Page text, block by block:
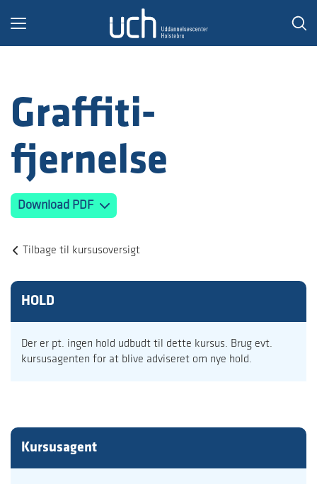
Toggle
Graffiti-
fjernelse
Download PDF
Tilbage til kursusoversigt
HOLD
Der er pt. ingen hold udbudt til dette kursus. Brug evt.
kursusagenten for at blive adviseret om nye hold.
Kursusagent